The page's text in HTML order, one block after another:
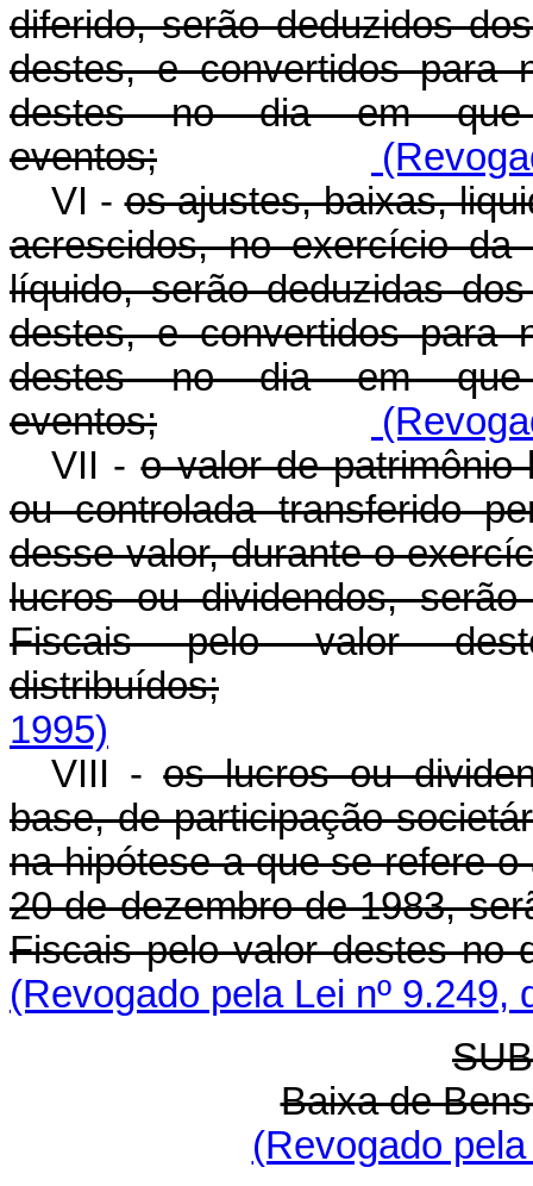
diferido, serão deduzidos
destes, e convertidos para
destes no dia em que
eventos;
VI -os ajustes, baixas,
acrescidos, no exercício
líquido, serão deduzidas
destes, e convertidos para
destes no dia em que
eventos;
VII -o valor de patrimônio
ou controlada transferido
desse valor, durante o
lucros ou dividendos,
Fiscais pelo valor
distribuídos;
1995)
VIII -os lucros ou
base, de participação
na hipótese a que se refere
20 de dezembro de 1983,
Fiscais pelo valor destes no
(Revogado pela Lei nº 9.249,
Baixa de
(Revogado